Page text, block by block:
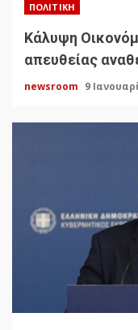
ΠΟΛΙΤΙΚΉ
Κάλυψη
απευθείας
newsroom 9